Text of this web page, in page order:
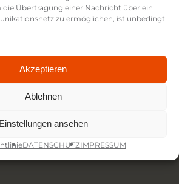
Übertragung einer Nachricht über ein
zu ermöglichen, ist unbedingt
Akzeptieren
Ablehnen
Einstellungen ansehen
DATENSCHUTZIMPRESSUM